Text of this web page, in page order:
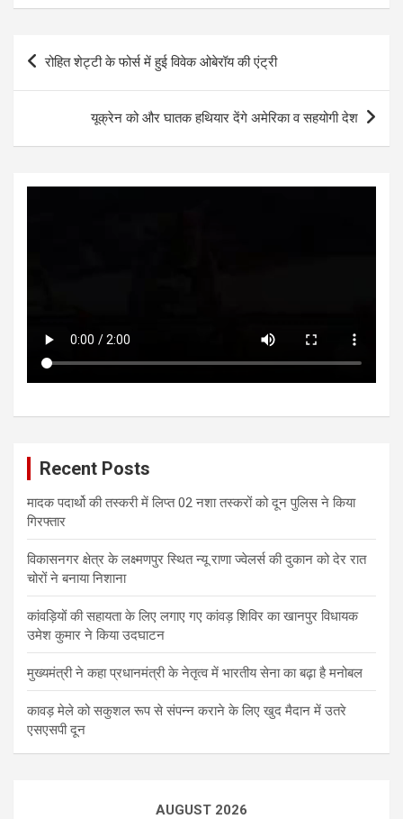
at
s
A
ce
b
o
o
k
tt
er
se
n
g
er
ke
dI
n
ar
e
Post
navigation
रोहित शेट्टी के फोर्स में हुई विवेक ओबेरॉय की एंट्री
यूक्रेन को और घातक हथियार देंगे अमेरिका व सहयोगी देश
Recent Posts
मादक पदार्थो की तस्करी में लिप्त 02 नशा तस्करों को दून पुलिस ने किया
गिरफ्तार
विकासनगर क्षेत्र के लक्ष्मणपुर स्थित न्यू राणा ज्वेलर्स की दुकान को देर रात
चोरों ने बनाया निशाना
कांवड़ियों की सहायता के लिए लगाए गए कांवड़ शिविर का खानपुर विधायक
उमेश कुमार ने किया उदघाटन
मुख्यमंत्री ने कहा प्रधानमंत्री के नेतृत्व में भारतीय सेना का बढ़ा है मनोबल
कावड़ मेले को सकुशल रूप से संपन्न कराने के लिए खुद मैदान में उतरे
एसएसपी दून
AUGUST 2026